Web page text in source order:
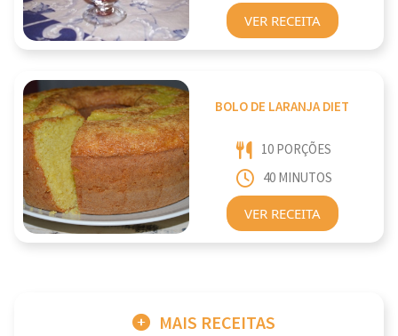
VER RECEITA
BOLO DE LARANJA DIET
10 PORÇÕES
40 MINUTOS
VER RECEITA
MAIS RECEITAS